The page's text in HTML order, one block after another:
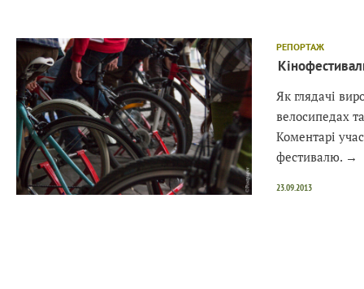
РЕПОРТАЖ
Як глядачі
велосипедах
Коментарі
фестивалю. →
23.09.2013